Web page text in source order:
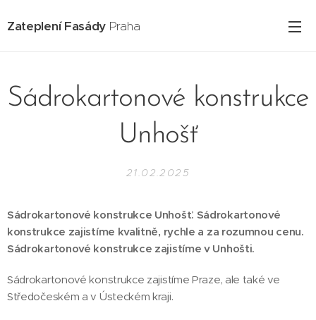
Zateplení Fasády Praha
Sádrokartonové konstrukce
Unhošť
21.02.2025
Sádrokartonové konstrukce Unhošť. Sádrokartonové
konstrukce zajistíme kvalitně, rychle a za rozumnou cenu.
Sádrokartonové konstrukce zajistíme v Unhošti.
Sádrokartonové konstrukce zajistíme Praze, ale také ve
Středočeském a v Ústeckém kraji.